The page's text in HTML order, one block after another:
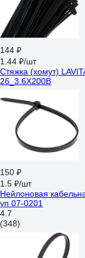
144 ₽
1.44 ₽/шт
Стяжка (хомут)
26_3.6X200B
150 ₽
1.5 ₽/шт
Нейлоновая
уп 07-0201
4.7
(348)